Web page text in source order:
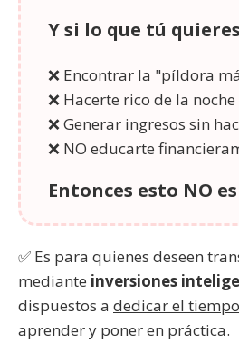
Y si lo que tú
❌ Encontrar la "píldora
❌ Hacerte rico de la
❌ Generar ingresos sin
❌ NO educarte
Entonces esto NO
✅ Es para quienes deseen
mediante inversiones
dispuestos a dedicar el
aprender y poner en práctica.